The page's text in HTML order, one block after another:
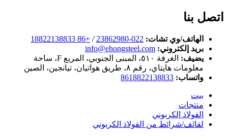
اتصل بنا
الهاتف/وي تشات: 022-23862980
/
+86 18822138833
بريد إلكتروني: info@ehongsteel.com
يضيف:
الغرفة ٥١٠، المبنى الجنوبي، المربع F، ساحة
معلومات هايتاي، رقم ٨، طريق هواتيان، تيانجين، الصين
واتساب: 8618822138833
بيت
منتجات
الفولاذ الكربوني
لفائف/شرائط من الفولاذ الكربوني